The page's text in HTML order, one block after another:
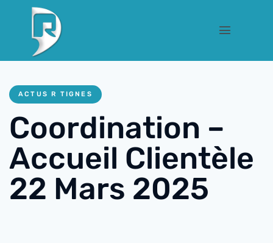
ACTUS R TIGNES
Coordination –
Accueil Clientèle
22 Mars 2025